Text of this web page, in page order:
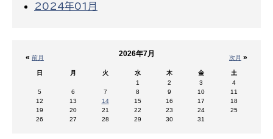
2024年01月
« 前月 次月 »
2026年7月
日 月 火 水 木 金
土
1
2 3
4
5
6 7 8 9 10
11
12
13 14 15 16 17
18
19
20 21 22 23 24
25
26
27 28 29 30 31